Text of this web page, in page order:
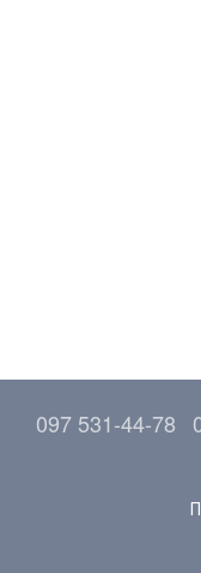
097 531-44-78